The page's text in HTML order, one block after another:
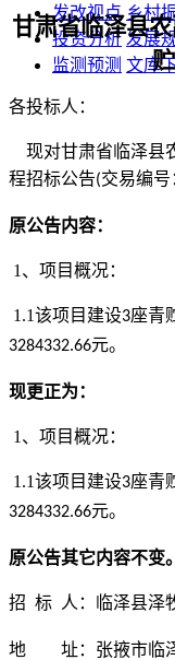
发改视点 乡村
投资分析 发展
监测预测 文库
甘肃省临泽县
各投标人：
现对甘肃省临泽县
程招标公告(交易编号
原公告内容：
1 、项目概况：
1.1该项目建设3座青
3284332.66元。
现更正为：
1 、项目概况：
1.1该项目建设3座青
3284332.66元。
原公告其它内容不变。
招 标 人：临泽县泽
地 址：张掖市临